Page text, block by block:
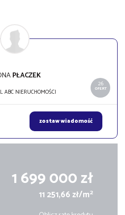
26
OFERT
PŁACZEK
ABC NIERUCHOMOŚCI
zostaw wiadomość
1 699 000 zł
11 251,66 zł/m2